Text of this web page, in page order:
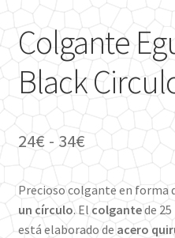
Colgante
Black
24€ - 34€Rango
de
precios:
desde
Precioso colgante en forma
un círculo. El colgantede 25
está elaborado de acero